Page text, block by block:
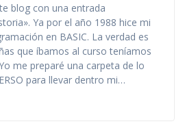
blog con una entrada
Ya por el año 1988 hice mi
en BASIC. La verdad es
que íbamos al curso teníamos
me preparé una carpeta de lo
para llevar dentro mi…